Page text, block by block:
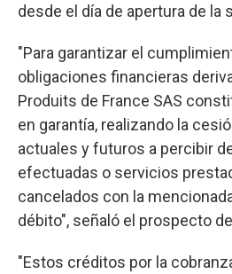
desde el día de apertura de la
"Para garantizar el
obligaciones financieras
Produits de France SAS
en garantía, realizando la
actuales y futuros a percibir
efectuadas o servicios
cancelados con la
débito", señaló el prospecto
"Estos créditos por la